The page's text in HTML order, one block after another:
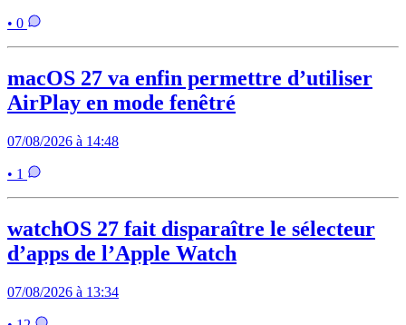
• 0
macOS 27 va enfin permettre d’utiliser
AirPlay en mode fenêtré
07/08/2026 à 14:48
• 1
watchOS 27 fait disparaître le sélecteur
d’apps de l’Apple Watch
07/08/2026 à 13:34